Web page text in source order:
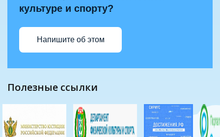
культуре и спорту?
Напишите об этом
полезные ссылки